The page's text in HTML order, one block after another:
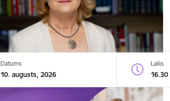
Datums
10. augusts, 2026
Laiks
16.30